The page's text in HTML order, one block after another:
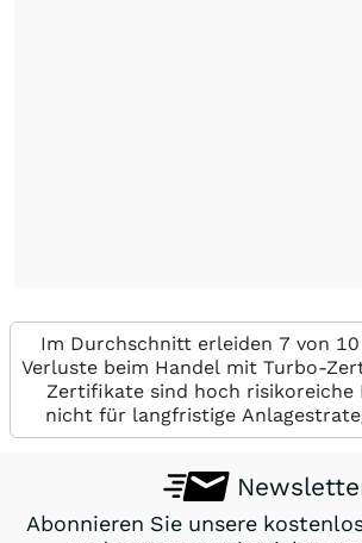
Im Durchschnitt erleiden 7 von
Verluste beim Handel mit Turbo-
Zertifikate sind hoch risikoreiche
nicht für langfristige
Abonnieren Sie unsere